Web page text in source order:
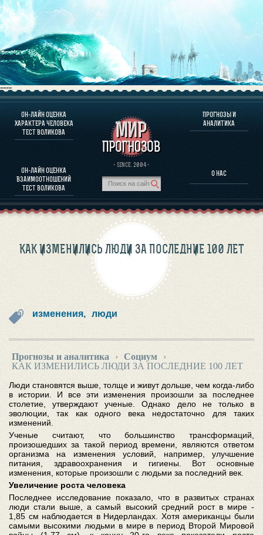
----
ОН-ЛАЙН ОЦЕНКА
ХАРАКТЕРА ЧЕЛОВЕКА
ТЕСТ ВОЛИКОВА
ОН-ЛАЙН ОЦЕНКА
ВЗАИМООТНОШЕНИЙ
ТЕСТ ВОЛИКОВА
· SINCE. 2004 ·
ПРОГНОЗЫ И
АНАЛИТИКА
О НАС
О ПРОГРАММЕ
ОЦЕНКА ХАРАКТЕРA ЧЕЛОВЕКА
ОЦЕНКА ХАРАКТЕРА ВЫДАЮЩИХСЯ ЛИЧНОСТЕЙ
О ПРОГРАММЕ
ПРОГНОЗЫ И АНАЛИТИКА
КАК ИЗМЕНИЛИСЬ ЛЮДИ ЗА ПОСЛЕДНИЕ 100 ЛЕТ
изменения, люди
Прогнозы и аналитика › Социум
›
КАК ИЗМЕНИЛИСЬ ЛЮДИ ЗА ПОСЛЕДНИЕ 100 ЛЕТ
Люди становятся выше, толще и живут дольше, чем когда-либо
в истории. И все эти изменения произошли за последнее
столетие, утверждают ученые. Однако дело не только в
эволюции, так как одного века недостаточно для таких
изменений.
Ученые считают, что большинство трансформаций,
произошедших за такой период времени, являются ответом
организма на изменения условий, например, улучшение
питания, здравоохранения и гигиены. Вот основные
изменения, которые произошли с людьми за последний век.
Увеличение роста человека
Последнее исследование показало, что в развитых странах
люди стали выше, а самый высокий средний рост в мире -
1,85 см наблюдается в Нидерландах. Хотя американцы были
самыми высокими людьми в мире в период Второй Мировой